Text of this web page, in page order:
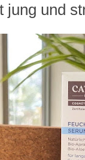
jung und